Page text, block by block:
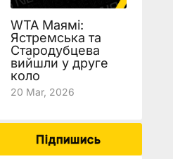
WTA Маямі:
Ястремська та
Стародубцева
вийшли у друге
коло
20 Mar, 2026
Підпишись